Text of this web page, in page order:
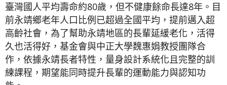
臺灣國人平均壽命約80歲，但不健康餘命長達8年。目
前永靖鄉老年人口比例已超過全國平均，提前邁入超
高齡社會，為了幫助永靖地區的長輩延緩老化，活得
久也活得好，基金會與中正大學魏惠娟教授團隊合
作，依據永靖長者特性，量身設計系統化且完整的訓
練課程，期望能同時提升長輩的運動能力與認知功